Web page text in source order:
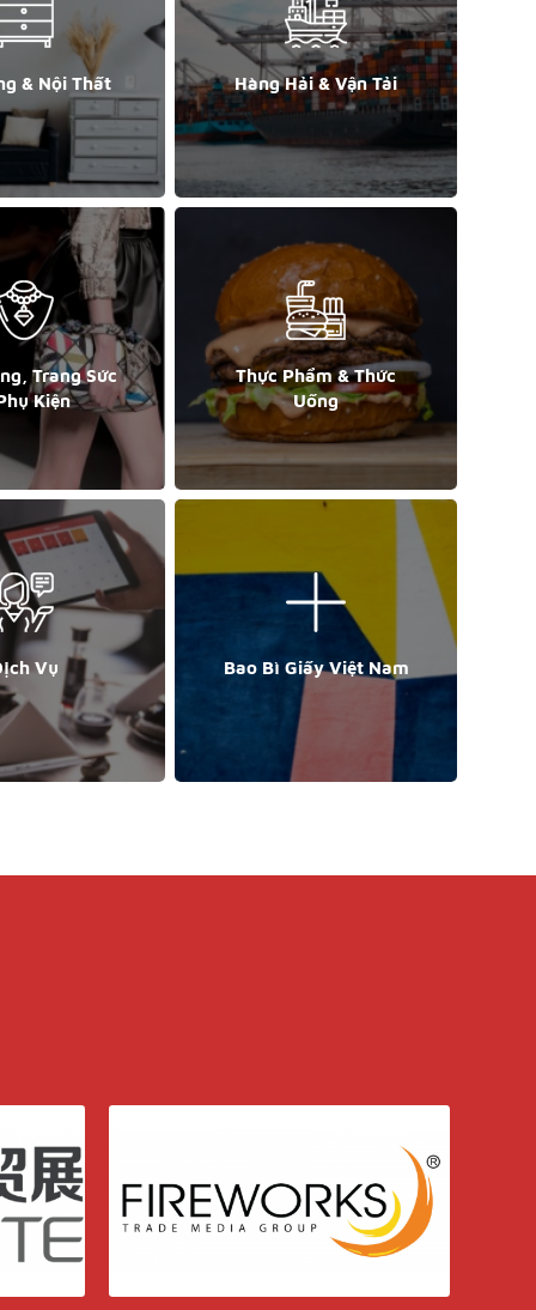
& Nội Thất Hàng Hải & Vận Tải
Trang Sức
Kiện
Thực Phẩm & Thức
Uống
Vụ Bao Bì Giấy Việt Nam